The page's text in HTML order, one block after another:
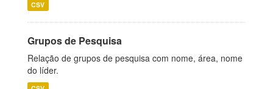
CSV
Grupos de Pesquisa
Relação de grupos de pesquisa com nome, área, nome
do líder.